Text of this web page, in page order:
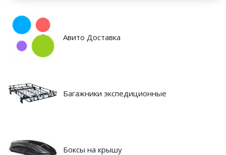
Авито Доставка
Багажники экспедиционные
Боксы на крышу